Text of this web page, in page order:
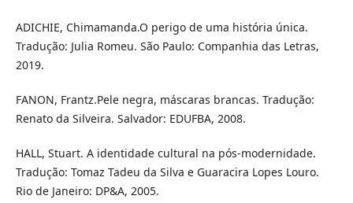
ADICHIE, Chimamanda.O perigo de uma história única.
Tradução: Julia Romeu. São Paulo: Companhia das Letras,
2019.
FANON, Frantz.Pele negra, máscaras brancas. Tradução:
Renato da Silveira. Salvador: EDUFBA, 2008.
HALL, Stuart. A identidade cultural na pós-modernidade.
Tradução: Tomaz Tadeu da Silva e Guaracira Lopes Louro.
Rio de Janeiro: DP&A, 2005.